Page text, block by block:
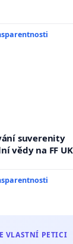
suverenity
vědy na FF UK
VLASTNÍ PETICI